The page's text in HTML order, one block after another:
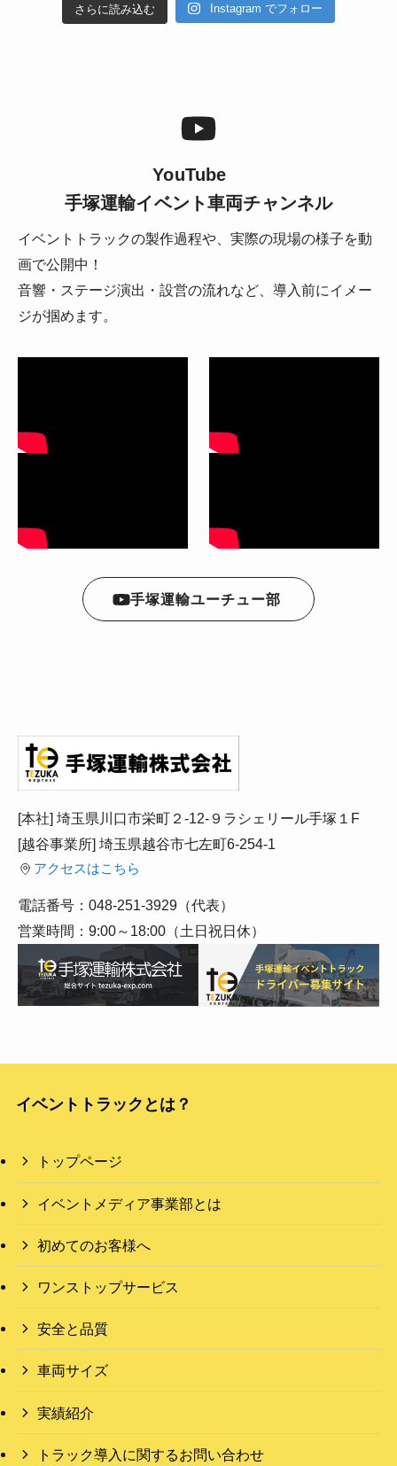
さらに読み込む Instagram でフォロー
YouTube
手塚運輸イベント車両チャンネル
イベントトラックの製作過程や、実際の現場の様子を動
画で公開中！
音響・ステージ演出・設営の流れなど、導入前にイメー
ジが掴めます。
手塚運輸ユーチュー部
[本社] 埼玉県川口市栄町２-12-９ラシェリール手塚１F
[越谷事業所] 埼玉県越谷市七左町6-254-1
アクセスはこちら
電話番号：048-251-3929（代表）
営業時間：9:00～18:00（土日祝日休）
イベントトラックとは？
トップページ
イベントメディア事業部とは
初めてのお客様へ
ワンストップサービス
安全と品質
車両サイズ
実績紹介
トラック導入に関するお問い合わせ